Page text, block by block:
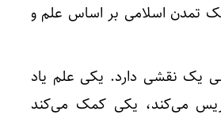
تمدن اسلامی بر اساس علم و
یک نقشی دارد. یکی علم یاد
می‌کند، یکی کمک می‌کند